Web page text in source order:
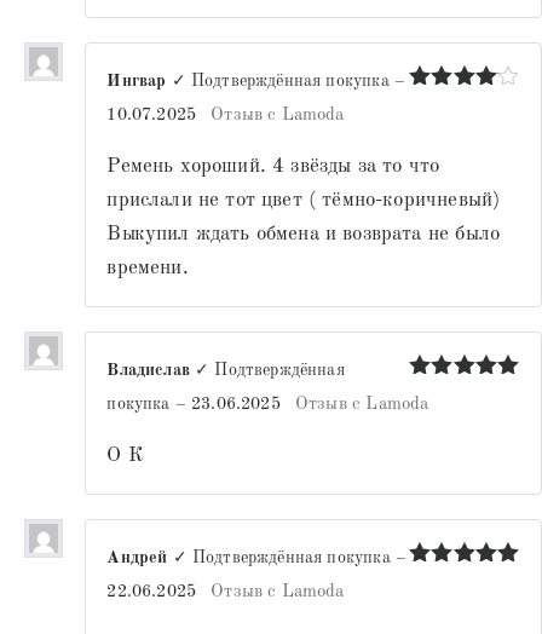
Ингвар ✓ Подтверждённая покупка –
10.07.2025
Отзыв с Lamoda
Ремень хороший. 4 звёзды за то что
прислали не тот цвет ( тёмно-коричневый)
Выкупил ждать обмена и возврата не было
времени.
Оценка
из 5
Владислав ✓ Подтверждённая
покупка – 23.06.2025 Отзыв с Lamoda
О К
Андрей ✓ Подтверждённая покупка –
22.06.2025
Отзыв с Lamoda